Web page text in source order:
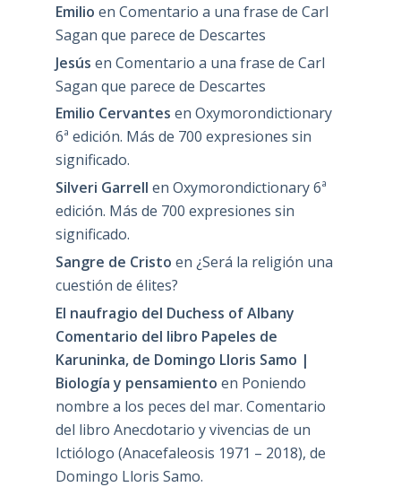
Emilio en Comentario a una frase de Carl
Sagan que parece de Descartes
Jesús en Comentario a una frase de Carl
Sagan que parece de Descartes
Emilio Cervantes en Oxymorondictionary
6ª edición. Más de 700 expresiones sin
significado.
Silveri Garrell en Oxymorondictionary 6ª
edición. Más de 700 expresiones sin
significado.
Sangre de Cristo en ¿Será la religión una
cuestión de élites?
El naufragio del Duchess of Albany
Comentario del libro Papeles de
Karuninka, de Domingo Lloris Samo |
Biología y pensamiento en Poniendo
nombre a los peces del mar. Comentario
del libro Anecdotario y vivencias de un
Ictiólogo (Anacefaleosis 1971 – 2018), de
Domingo Lloris Samo.